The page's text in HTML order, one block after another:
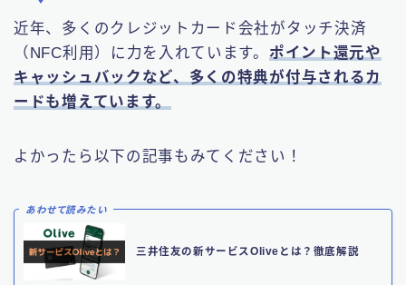
近年、多くのクレジットカード会社がタッチ決済
（NFC利用）に力を入れています。 ポイント還元や
キャッシュバックなど、多くの特典が付与されるカ
ードも増えています。
よかったら以下の記事もみてください！
あわせて読みたい
三井住友の新サービスOliveとは？徹底解説